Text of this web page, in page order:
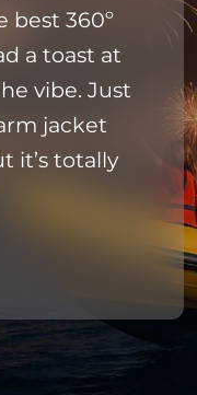
best 360º
a toast at
vibe. Just
jacket
it’s totally